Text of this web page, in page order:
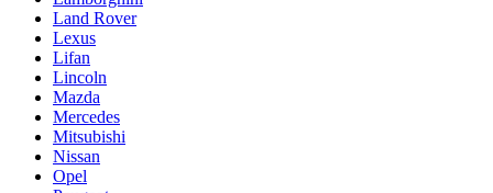
Land Rover
Lexus
Lifan
Lincoln
Mazda
Mercedes
Mitsubishi
Nissan
Opel